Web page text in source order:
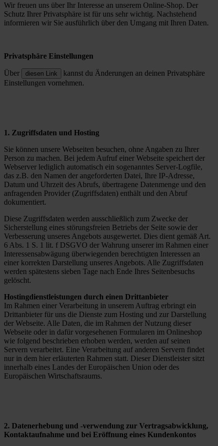
Wir freuen uns über Ihr Interesse an unserem Online-Shop. Der
Schutz Ihrer Privatsphäre ist für uns sehr wichtig. Nachstehend
informieren wir Sie ausführlich über den Umgang mit Ihren Daten.
Privatsphäre Einstellungen
Über diesen Link
kannst du Änderungen an deinen Privatsphäre
Einstellungen vornehmen.
1. Zugriffsdaten und Hosting
Sie können unsere Webseiten besuchen, ohne Angaben zu Ihrer
Person zu machen. Bei jedem Aufruf einer Webseite speichert der
Webserver lediglich automatisch ein sogenanntes Server-Logfile,
das z.B. den Namen der angeforderten Datei, Ihre IP-Adresse,
Datum und Uhrzeit des Abrufs, übertragene Datenmenge und den
anfragenden Provider (Zugriffsdaten) enthält und den Abruf
dokumentiert.
Diese Zugriffsdaten werden ausschließlich zum Zwecke der
Sicherstellung eines störungsfreien Betriebs der Seite sowie der
Verbesserung unseres Angebots ausgewertet. Dies dient gemäß Art.
6 Abs. 1 S. 1 lit. f DSGVO der Wahrung unserer im Rahmen einer
Interessensabwägung überwiegenden berechtigten Interessen an
einer korrekten Darstellung unseres Angebots. Alle Zugriffsdaten
werden spätestens sieben Tage nach Ende Ihres Seitenbesuchs
gelöscht.
Hostingdienstleistungen durch einen Drittanbieter
Im Rahmen einer Verarbeitung in unserem Auftrag erbringt ein
Drittanbieter für uns die Dienste zum Hosting und zur Darstellung
der Webseite. Alle Daten, die im Rahmen der Nutzung dieser
Webseite oder in dafür vorgesehenen Formularen im Onlineshop
wie folgend beschrieben erhoben werden, werden auf seinen
Servern verarbeitet. Eine Verarbeitung auf anderen Servern findet
nur in dem hier erläuterten Rahmen statt. Dieser Dienstleister sitzt
innerhalb eines Landes der Europäischen Union oder des
Europäischen Wirtschaftsraums.
2. Datenerhebung und -verwendung zur Vertragsabwicklung,
Kontaktaufnahme und bei Eröffnung eines Kundenkontos